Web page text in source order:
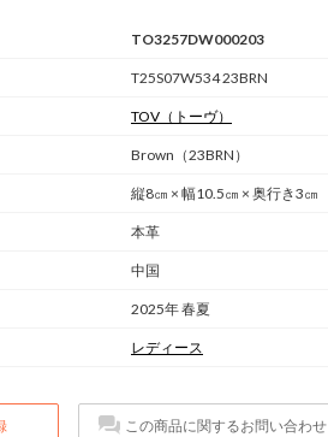
TO3257DW000203
T25S07W534 23BRN
TOV （トーヴ）
Brown（23BRN）
縦8㎝ × 幅10.5㎝ × 奥行き3㎝
本革
中国
2025年 春夏
レディース
この商品に関するお問い合わせ